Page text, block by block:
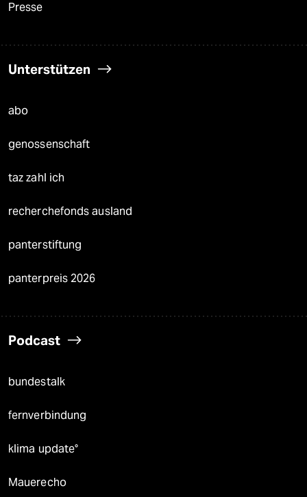
Presse
Unterstützen
abo
genossenschaft
taz zahl ich
recherchefonds ausland
panterstiftung
panterpreis 2026
Podcast
bundestalk
fernverbindung
klima update°
Mauerecho